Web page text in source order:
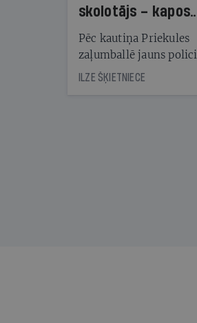
skolotājs – kapos.
Reibuma cena
Pēc kautiņa Priekules
zaļumballē jauns
nonācis cietumā, bet
cienījams pedagogs —
ILZE ŠĶIETNIECE